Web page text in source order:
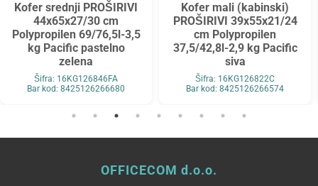
Kofer srednji PROŠIRIVI
44x65x27/30 cm
Polypropilen 69/76,5l-3,5
kg Pacific pastelno
zelena
Šifra: 16KG126846FA
Bar kod: 8425126266680
Kofer mali (kabinski)
PROŠIRIVI 39x55x21/24
cm Polypropilen
37,5/42,8l-2,9 kg Pacific
siva
Šifra: 16KG126822C
Bar kod: 8425126266574
OFFICECOM d.o.o.